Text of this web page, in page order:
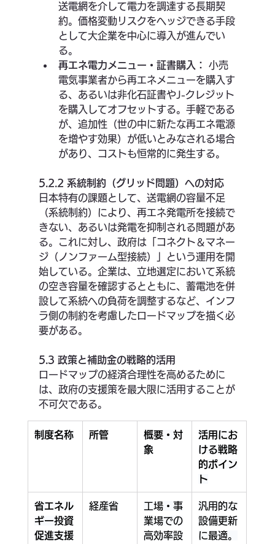
送電網を介して電力を調達する長期契
約。価格変動リスクをヘッジできる手段
として大企業を中心に導入が進んでい
る。
再エネ電力メニュー・証書購入：
小売
電気事業者から再エネメニューを購入す
る、あるいは非化石証書やJ-クレジット
を購入してオフセットする。手軽である
が、追加性（世の中に新たな再エネ電源
を増やす効果）が低いとみなされる場合
があり、コストも恒常的に発生する。
5.2.2 系統制約（グリッド問題）への対応
日本特有の課題として、送電網の容量不足
（系統制約）により、再エネ発電所を接続で
きない、あるいは発電を抑制される問題があ
る。これに対し、政府は「コネクト＆マネー
ジ（ノンファーム型接続）」という運用を開
始している。企業は、立地選定において系統
の空き容量を確認するとともに、蓄電池を併
設して系統への負荷を調整するなど、インフ
ラ側の制約を考慮したロードマップを描く必
要がある。
5.3 政策と補助金の戦略的活用
ロードマップの経済合理性を高めるために
は、政府の支援策を最大限に活用することが
不可欠である。
制度名称 所管
概要・対
象
活用にお
ける戦略
的ポイン
ト
省エネル
ギー投資
促進支援
経産省
工場・事
業場での
高効率設
汎用的な
設備更新
に最適。